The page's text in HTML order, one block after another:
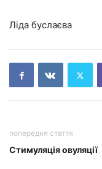
Ліда буслаєва
попередня стаття
Стимуляція овуляції